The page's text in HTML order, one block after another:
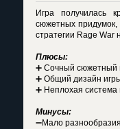
Игра получилась
сюжетных придумок,
стратегии Rage War
Плюсы:
➕ Сочный сюжетный
➕ Общий дизайн
➕ Неплохая система
Минусы:
➖Мало